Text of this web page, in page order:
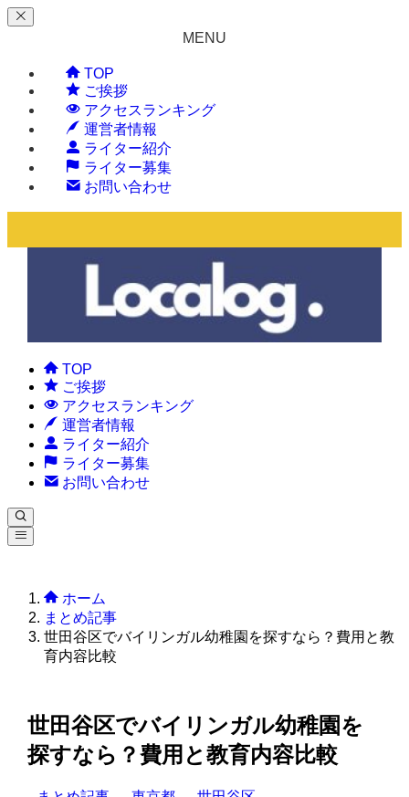
MENU
TOP
ご挨拶
アクセスランキング
運営者情報
ライター紹介
ライター募集
お問い合わせ
TOP
ご挨拶
アクセスランキング
運営者情報
ライター紹介
ライター募集
お問い合わせ
ホーム
まとめ記事
世田谷区でバイリンガル幼稚園を探すなら？費用と教
育内容比較
世田谷区でバイリンガル幼稚園を
探すなら？費用と教育内容比較